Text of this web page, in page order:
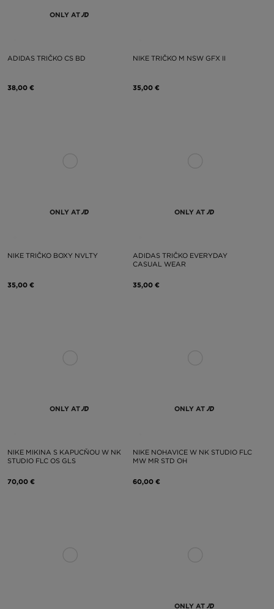
ONLY AT
ADIDAS TRIČKO CS BD
38,00 €
NIKE TRIČKO M NSW GFX II
35,00 €
ONLY AT
NIKE TRIČKO BOXY NVLTY
35,00 €
ONLY AT
ADIDAS TRIČKO EVERYDAY
CASUAL WEAR
35,00 €
ONLY AT
NIKE MIKINA S KAPUCŇOU W NK
STUDIO FLC OS GLS
70,00 €
ONLY AT
NIKE NOHAVICE W NK STUDIO FLC
MW MR STD OH
60,00 €
ONLY AT